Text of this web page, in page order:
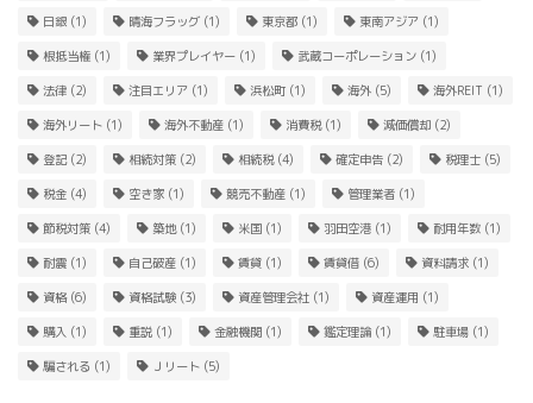
日銀 (1) 晴海フラッグ (1) 東京都 (1) 東南アジア (1)
根抵当権 (1) 業界プレイヤー (1) 武蔵コーポレーション (1)
法律 (2) 注目エリア (1) 浜松町 (1) 海外 (5) 海外REIT (1)
海外リート (1) 海外不動産 (1) 消費税(1) 減価償却 (2)
登記(2) 相続対策 (2) 相続税(4) 確定申告 (2) 税理士 (5)
税金 (4) 空き家 (1) 競売不動産 (1) 管理業者 (1)
節税対策 (4) 築地(1) 米国 (1) 羽田空港 (1) 耐用年数 (1)
耐震 (1) 自己破産 (1) 賃貸 (1) 賃貸借 (6) 資料請求 (1)
資格(6) 資格試験 (3) 資産管理会社 (1) 資産運用 (1)
購入 (1) 重説 (1) 金融機関 (1) 鑑定理論 (1) 駐車場 (1)
騙される (1) Ｊリート (5)